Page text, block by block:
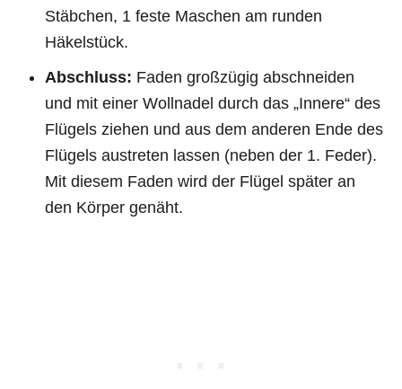
Stäbchen, 1 feste Maschen am runden
Häkelstück.
Abschluss: Faden großzügig abschneiden
und mit einer Wollnadel durch das „Innere“ des
Flügels ziehen und aus dem anderen Ende des
Flügels austreten lassen (neben der 1. Feder).
Mit diesem Faden wird der Flügel später an
den Körper genäht.